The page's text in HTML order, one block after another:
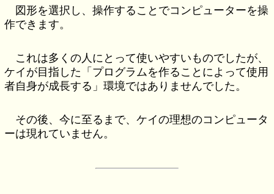
図形を選択し、操作することでコンピューターを操
作できます。
これは多くの人にとって使いやすいものでしたが、
ケイが目指した「プログラムを作ることによって使用
者自身が成長する」環境ではありませんでした。
その後、今に至るまで、ケイの理想のコンピュータ
ーは現れていません。